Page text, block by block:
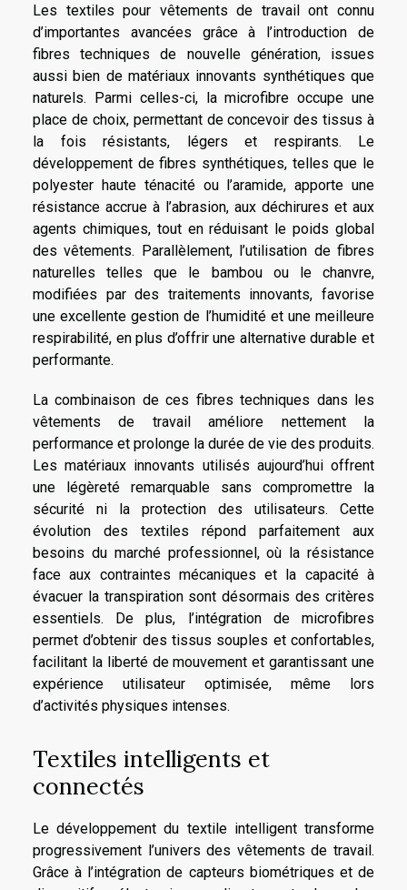
Les textiles pour vêtements de travail ont connu
d’importantes avancées grâce à l’introduction de
fibres techniques de nouvelle génération, issues
aussi bien de matériaux innovants synthétiques que
naturels. Parmi celles-ci, la microfibre occupe une
place de choix, permettant de concevoir des tissus à
la fois résistants, légers et respirants. Le
développement de fibres synthétiques, telles que le
polyester haute ténacité ou l’aramide, apporte une
résistance accrue à l’abrasion, aux déchirures et aux
agents chimiques, tout en réduisant le poids global
des vêtements. Parallèlement, l’utilisation de fibres
naturelles telles que le bambou ou le chanvre,
modifiées par des traitements innovants, favorise
une excellente gestion de l’humidité et une meilleure
respirabilité, en plus d’offrir une alternative durable et
performante.
La combinaison de ces fibres techniques dans les
vêtements de travail améliore nettement la
performance et prolonge la durée de vie des produits.
Les matériaux innovants utilisés aujourd’hui offrent
une légèreté remarquable sans compromettre la
sécurité ni la protection des utilisateurs. Cette
évolution des textiles répond parfaitement aux
besoins du marché professionnel, où la résistance
face aux contraintes mécaniques et la capacité à
évacuer la transpiration sont désormais des critères
essentiels. De plus, l’intégration de microfibres
permet d’obtenir des tissus souples et confortables,
facilitant la liberté de mouvement et garantissant une
expérience utilisateur optimisée, même lors
d’activités physiques intenses.
Textiles intelligents et
connectés
Le développement du textile intelligent transforme
progressivement l’univers des vêtements de travail.
Grâce à l’intégration de capteurs biométriques et de